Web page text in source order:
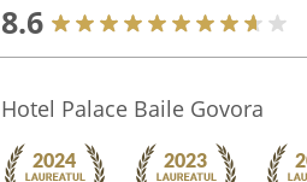
8.6
Hotel Palace Baile Govora